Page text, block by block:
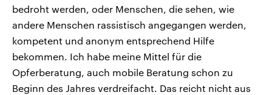
bedroht werden, oder Menschen, die sehen, wie
andere Menschen rassistisch angegangen werden,
kompetent und anonym entsprechend Hilfe
bekommen. Ich habe meine Mittel für die
Opferberatung, auch mobile Beratung schon zu
Beginn des Jahres verdreifacht. Das reicht nicht aus